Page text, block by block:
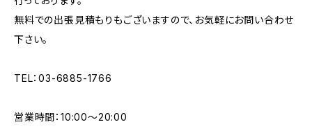
無料での出張見積もりもございますので、お気軽にお問い合わせ
下さい。
TEL：03-6885-1766
営業時間：10:00〜20:00